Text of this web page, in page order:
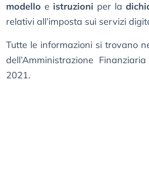
modello e istruzioni per la
relativi all’imposta sui servizi
Tutte le informazioni si trovano
dell’Amministrazione
2021.